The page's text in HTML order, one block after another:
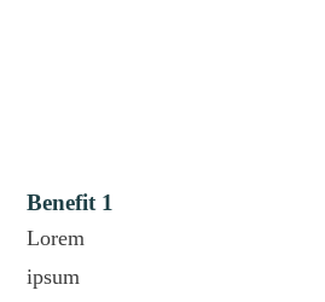
Benefit 1
Lorem
ipsum